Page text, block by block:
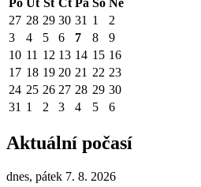
27 28 29 30 31 1
2
3
4 5 6 7 8
9
10 11 12 13 14 15 16
17 18 19 20 21 22 23
24 25 26 27 28 29 30
31 1 2 3 4 5 6
Aktuální počasí
dnes, pátek 7. 8. 2026